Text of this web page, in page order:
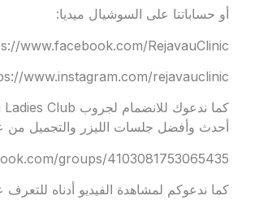
أو حساباتنا على السوشيال ميديا:
www.facebook.com/RejavauClinic/
www.instagram.com/rejavauclinic
أحدث وأفضل جلسات الليزر والتجميل من
groups/4103081753065435
كما ندعوكم لمشاهدة الفيديو أدناه